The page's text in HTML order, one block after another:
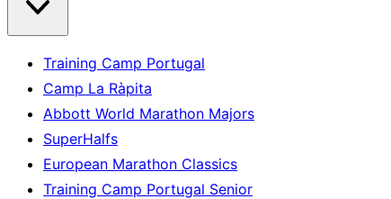
Training Camp Portugal
Camp La Ràpita
Abbott World Marathon Majors
SuperHalfs
European Marathon Classics
Training Camp Portugal Senior